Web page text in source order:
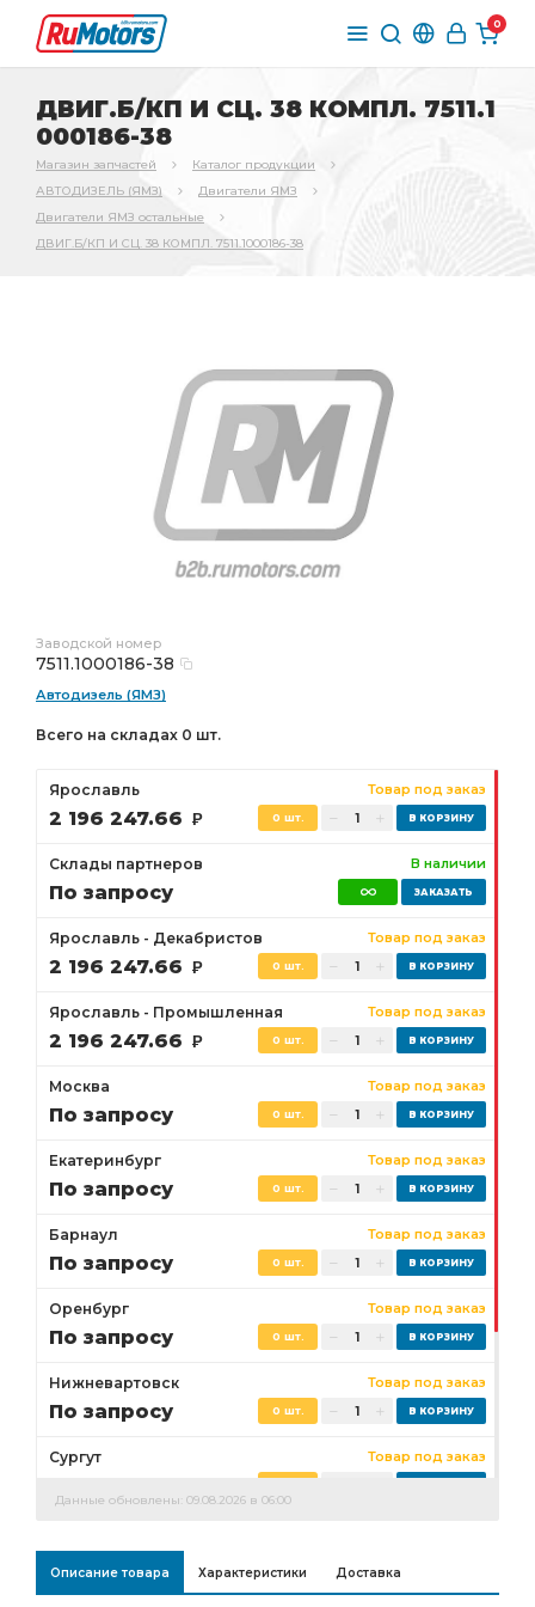
0
ДВИГ.Б/КП И СЦ. 38 КОМПЛ. 7511.1
000186-38
Магазин запчастей
Каталог продукции
АВТОДИЗЕЛЬ (ЯМЗ)
Двигатели ЯМЗ
Двигатели ЯМЗ остальные
ДВИГ.Б/КП И СЦ. 38 КОМПЛ. 7511.1000186-38
Заводской номер
7511.1000186-38
Автодизель (ЯМЗ)
Всего на складах 0 шт.
Ярославль Товар под заказ
2 196 247.66 Р 0 шт.
Склады партнеров В наличии
По запросу
Ярославль - Декабристов Товар под заказ
2 196 247.66 Р 0 шт.
Ярославль - Промышленная Товар под заказ
2 196 247.66 Р 0 шт.
Москва Товар под заказ
По запросу 0 шт.
Екатеринбург Товар под заказ
По запросу 0 шт.
Барнаул Товар под заказ
По запросу 0 шт.
Оренбург Товар под заказ
По запросу 0 шт.
Нижневартовск Товар под заказ
По запросу 0 шт.
Сургут Товар под заказ
Данные обновлены: 09.08.2026 в 06:00
Описание товара Характеристики Доставка